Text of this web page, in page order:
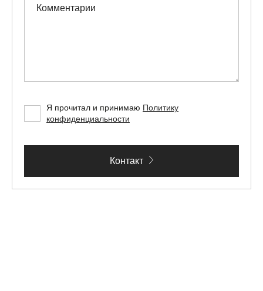
Комментарии
Я прочитал и принимаю Политику
конфиденциальности
Контакт